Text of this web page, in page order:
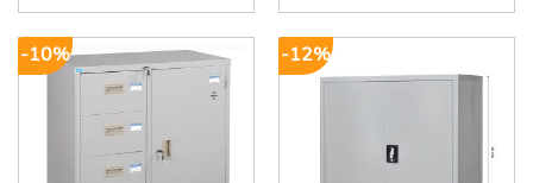
of
of
-10% -12%